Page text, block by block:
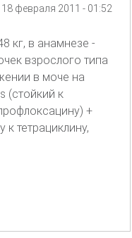
18 февраля 2011 - 01:52
кг, в анамнезе -
взрослого типа
в моче на
(стойкий к
+
тетрациклину,